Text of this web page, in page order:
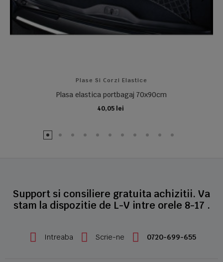
Plase Si Corzi Elastice
Plasa elastica portbagaj 70x90cm
40,05 lei
ADAUGA IN COS
Support si consiliere gratuita achizitii. Va
stam la dispozitie de L-V intre orele 8-17 .
Intreaba Scrie-ne 0720-699-655